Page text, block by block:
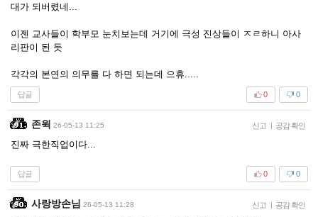
대가 되버렸네...
이젠 교사들이 학부모 눈치보는데 거기에 극성 진상들이 ㅈㄹ하니 아사
리판이 된 듯
각각의 본연의 의무를 다 하면 되는데 으휴.....
답글 0
0
존윅 26-05-13 11:25 신고 | 공감 확인
진짜 극한직업이다...
답글 0
0
사랑방손님 26-05-13 11:28 신고 | 공감 확인